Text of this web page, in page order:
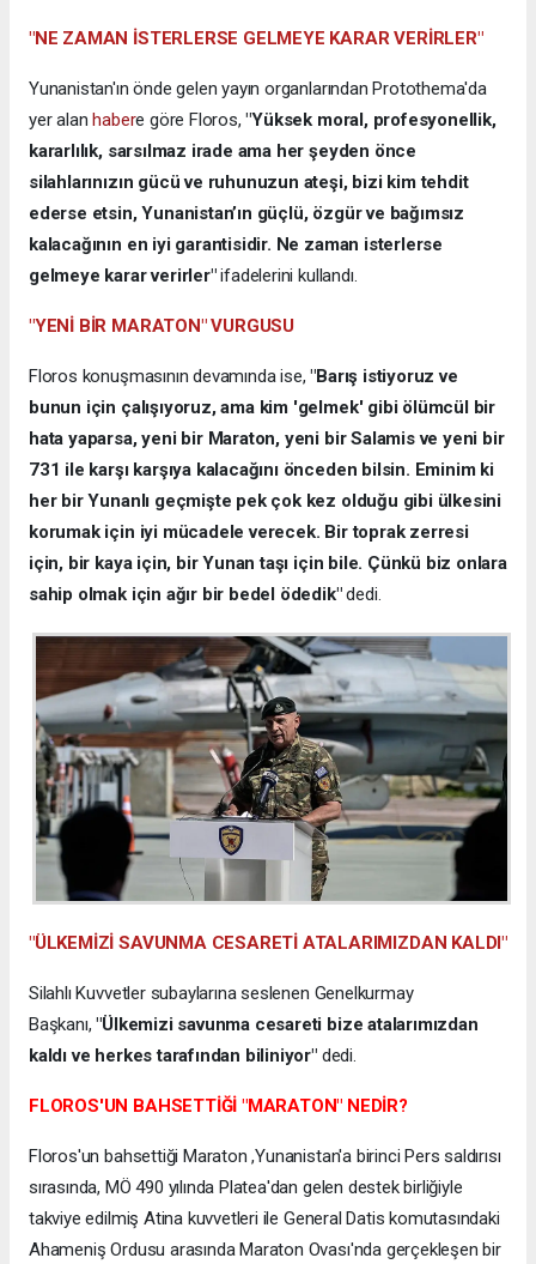
"NE ZAMAN İSTERLERSE GELMEYE KARAR VERİRLER"
Yunanistan'ın önde gelen yayın organlarından Protothema'da
yer alanhabere göre Floros,"Yüksek moral, profesyonellik,
kararlılık, sarsılmaz irade ama her şeyden önce
silahlarınızın gücü ve ruhunuzun ateşi, bizi kim tehdit
ederse etsin, Yunanistan’ın güçlü, özgür ve bağımsız
kalacağının en iyi garantisidir. Ne zaman isterlerse
gelmeye karar verirler"ifadelerini kullandı.
"YENİ BİR MARATON" VURGUSU
Floros konuşmasının devamında ise,"Barış istiyoruz ve
bunun için çalışıyoruz, ama kim 'gelmek' gibi ölümcül bir
hata yaparsa, yeni bir Maraton, yeni bir Salamis ve yeni bir
731 ile karşı karşıya kalacağını önceden bilsin. Eminim ki
her bir Yunanlı geçmişte pek çok kez olduğu gibi ülkesini
korumak için iyi mücadele verecek. Bir toprak zerresi
için, bir kaya için, bir Yunan taşı için bile. Çünkü biz onlara
sahip olmak için ağır bir bedel ödedik"dedi.
"ÜLKEMİZİ SAVUNMA CESARETİ ATALARIMIZDAN KALDI"
Silahlı Kuvvetler subaylarına seslenen Genelkurmay
Başkanı,"Ülkemizi savunma cesareti bize atalarımızdan
kaldı ve herkes tarafından biliniyor" dedi.
FLOROS'UN BAHSETTİĞİ "MARATON" NEDİR?
Floros'un bahsettiği Maraton ,Yunanistan'a birinci Pers saldırısı
sırasında, MÖ 490 yılında Platea'dan gelen destek birliğiyle
takviye edilmiş Atina kuvvetleri ile General Datis komutasındaki
Ahameniş Ordusu arasında Maraton Ovası'nda gerçekleşen bir